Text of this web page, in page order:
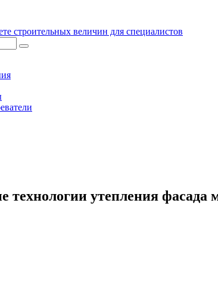
строительных величин для специалистов
технологии утепления фасада